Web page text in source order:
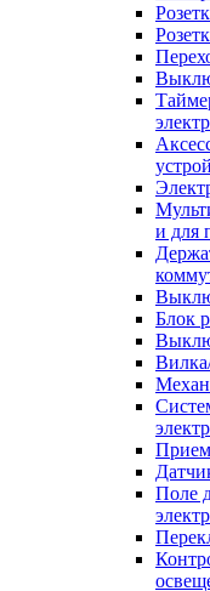
и для
Блок
Поле